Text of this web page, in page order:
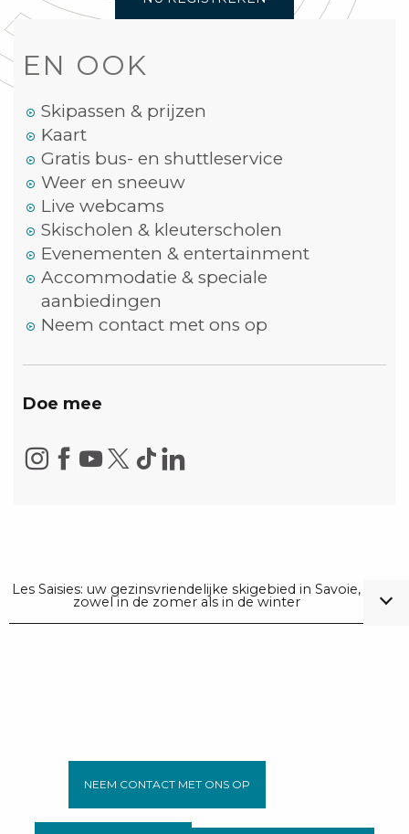
EN OOK
Skipassen & prijzen
Kaart
Gratis bus- en shuttleservice
Weer en sneeuw
Live webcams
Skischolen & kleuterscholen
Evenementen & entertainment
Accommodatie & speciale
aanbiedingen
Neem contact met ons op
Doe mee
Les Saisies: uw gezinsvriendelijke skigebied in Savoie,
zowel in de zomer als in de winter
NEEM CONTACT MET ONS OP